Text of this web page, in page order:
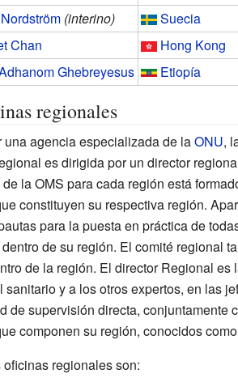
(interino) Suecia
Chan
Hong Kong
Ghebreyesus
Etiopía
regionales
una agencia especializada de laONU,
es dirigida por un director
la OMS para cada región está
constituyen su respectiva región.
para la puesta en práctica de
de su región. El comité regional
de la región. El director Regional
sanitario y a los otros expertos, en las
de supervisión directa, conjuntamente
componen su región, conocidos
oficinas regionales son: